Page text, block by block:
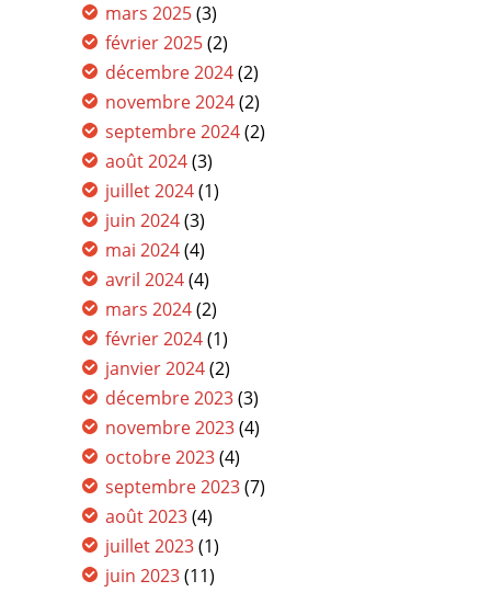
mars 2025(3)
février 2025(2)
décembre 2024(2)
novembre 2024(2)
septembre 2024(2)
août 2024(3)
juillet 2024(1)
juin 2024(3)
mai 2024(4)
avril 2024(4)
mars 2024(2)
février 2024(1)
janvier 2024(2)
décembre 2023(3)
novembre 2023(4)
octobre 2023(4)
septembre 2023(7)
août 2023(4)
juillet 2023(1)
juin 2023(11)